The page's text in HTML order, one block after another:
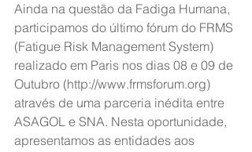
Ainda na questão da Fadiga Humana,
participamos do último fórum do FRMS
(Fatigue Risk Management System)
realizado em Paris nos dias 08 e 09 de
Outubro (http://www.frmsforum.org)
através de uma parceria inédita entre
ASAGOL e SNA. Nesta oportunidade,
apresentamos as entidades aos